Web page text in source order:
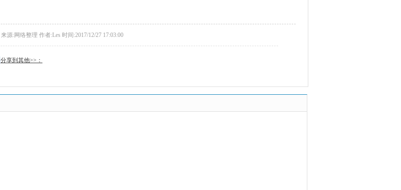
来源:网络整理 作者:Les 时间:2017/12/27 17:03:00
分享到其他>>：